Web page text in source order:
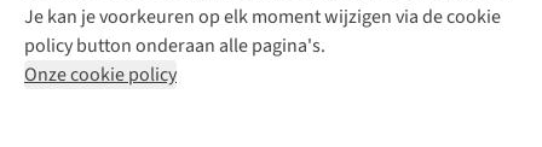
Je kan je voorkeuren op elk moment wijzigen via de cookie
policy button onderaan alle pagina's.
Onze cookie policy
Disclaimer Privacy Policy
Algemene voorwaarden
Cookie Policy